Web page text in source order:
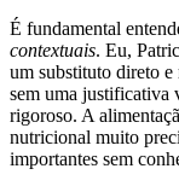
É fundamental
contextuais. Eu,
um substituto direto e
sem uma justificativa
rigoroso. A
nutricional muito
importantes sem